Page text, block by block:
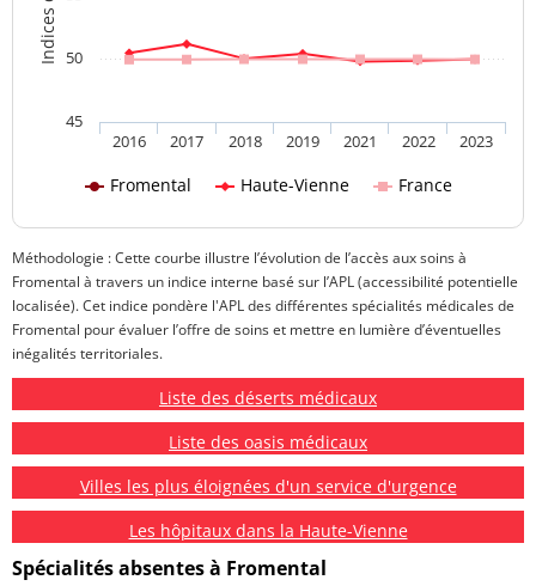
Fromental Haute-Vienne France
2016 2017 2018 2019 2021 2022 2023
45
50
Méthodologie : Cette courbe illustre l’évolution de l’accès aux soins à
Fromental à travers un indice interne basé sur l’APL (accessibilité potentielle
localisée). Cet indice pondère l'APL des différentes spécialités médicales de
Fromental pour évaluer l’offre de soins et mettre en lumière d’éventuelles
inégalités territoriales.
Liste des déserts médicaux
Liste des oasis médicaux
Villes les plus éloignées d'un service d'urgence
Les hôpitaux dans la Haute-Vienne
Spécialités absentes à Fromental